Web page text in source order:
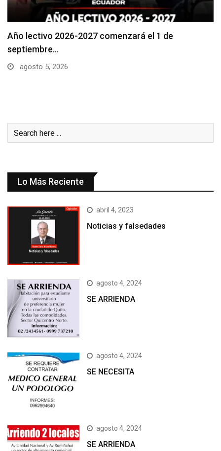
Se suspenderá servicio de agua potable en varios…
agosto 5, 2026
Lo Más Reciente
abril 4, 2023
Noticias y falsedades
agosto 4, 2024
SE ARRIENDA
agosto 4, 2024
SE NECESITA
agosto 4, 2024
SE ARRIENDA